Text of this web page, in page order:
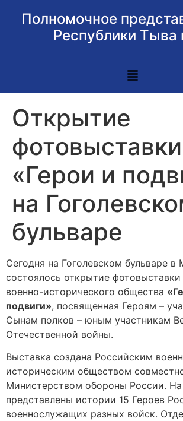
Полномочное
Республики Тыва
Открытие
фотовыставки
«Герои и
на
бульваре
Сегодня на Гоголевском бульваре в
состоялось открытие фотовыставки
военно-исторического общества
подвиги», посвященная Героям –
Сынам полков – юным участникам
Отечественной войны.
Выставка создана Российским
историческим обществом
Министерством обороны России. На
представлены истории 15 Героев
военнослужащих разных войск.